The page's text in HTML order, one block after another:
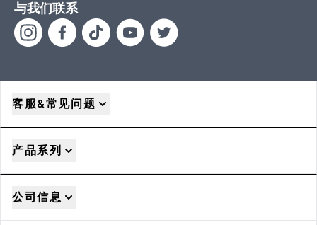
与我们联系
客服&常见问题
产品系列
公司信息